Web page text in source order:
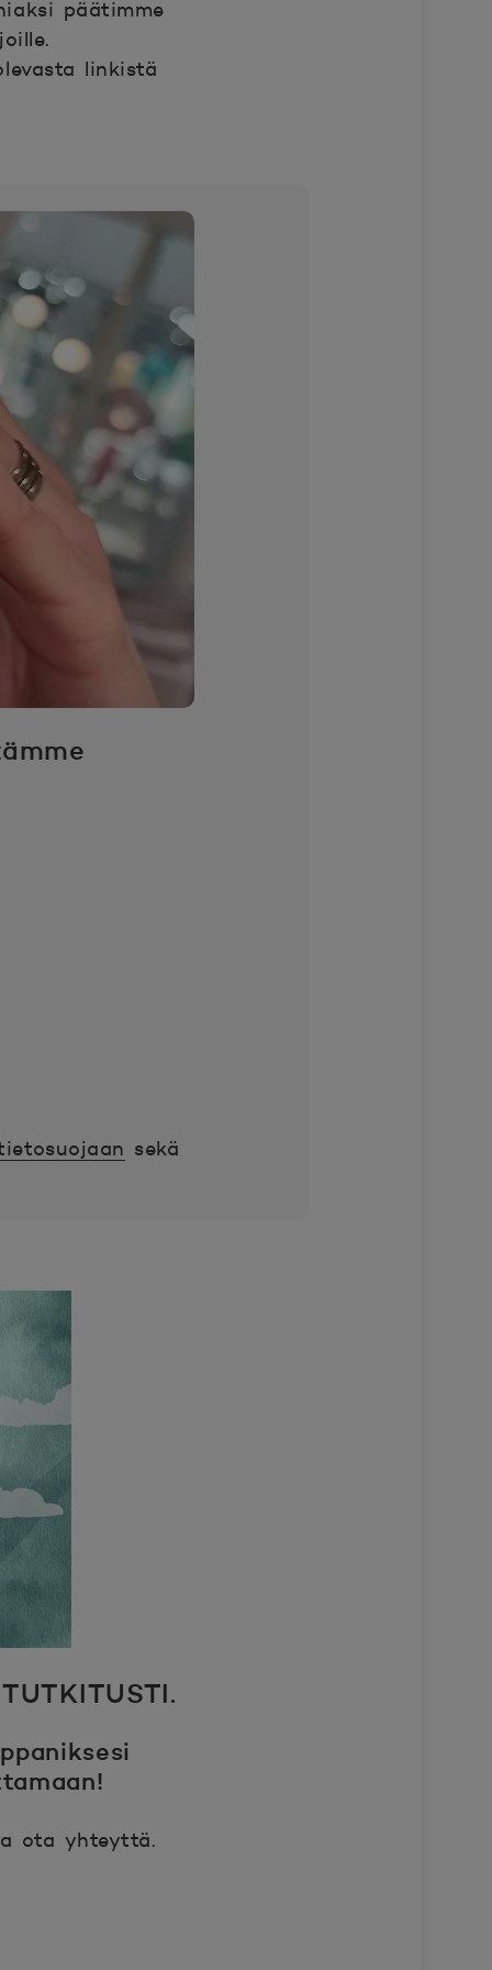
päätimme
linkistä
sekä
ota yhteyttä.